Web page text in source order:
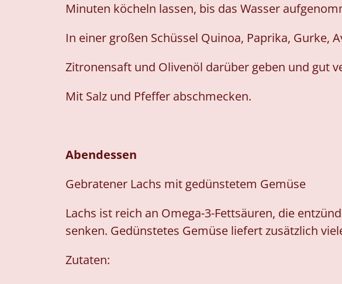
Minuten köcheln lassen, bis das Wasser
In einer großen Schüssel Quinoa, Paprika, Gurke,
Zitronensaft und Olivenöl darüber geben und gut
Mit Salz und Pfeffer abschmecken.
Abendessen
Gebratener Lachs mit gedünstetem Gemüse
Lachs ist reich an Omega-3-Fettsäuren, die
senken. Gedünstetes Gemüse liefert zusätzlich
Zutaten: